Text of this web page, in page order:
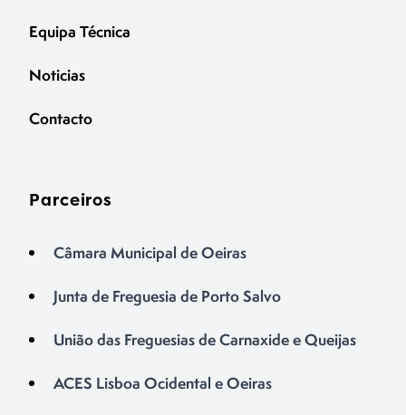
Equipa Técnica
Noticias
Contacto
Parceiros
Câmara Municipal de Oeiras
Junta de Freguesia de Porto Salvo
União das Freguesias de Carnaxide e Queijas
ACES Lisboa Ocidental e Oeiras